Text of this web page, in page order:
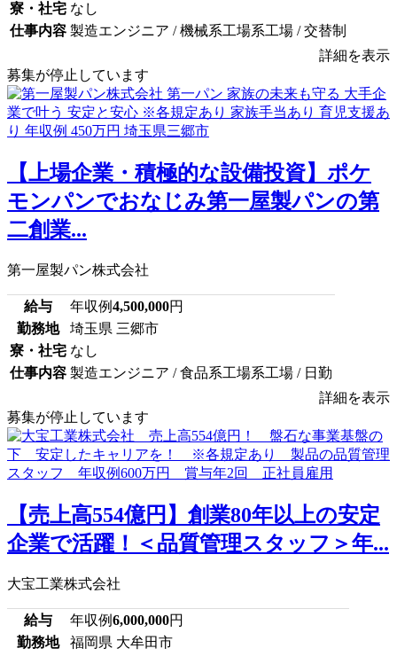
寮・社宅 なし
仕事内容 製造エンジニア / 機械系工場系工場 / 交替制
詳細を表示
募集が停止しています
【上場企業・積極的な設備投資】ポケ
モンパンでおなじみ第一屋製パンの第
二創業...
第一屋製パン株式会社
給与 年収例4,500,000円
勤務地
埼玉県 三郷市
寮・社宅 なし
仕事内容 製造エンジニア / 食品系工場系工場 / 日勤
詳細を表示
募集が停止しています
【売上高554億円】創業80年以上の安定
企業で活躍！＜品質管理スタッフ＞年...
大宝工業株式会社
給与 年収例6,000,000円
勤務地
福岡県 大牟田市